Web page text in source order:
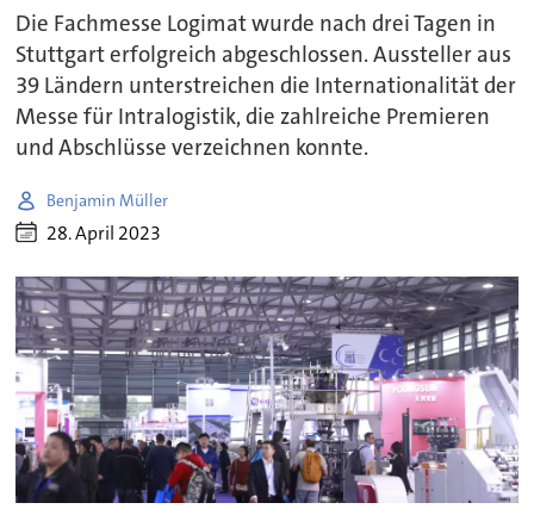
Die Fachmesse Logimat wurde nach drei Tagen in
Stuttgart erfolgreich abgeschlossen. Aussteller aus
39 Ländern unterstreichen die Internationalität der
Messe für Intralogistik, die zahlreiche Premieren
und Abschlüsse verzeichnen konnte.
Benjamin Müller
28. April 2023